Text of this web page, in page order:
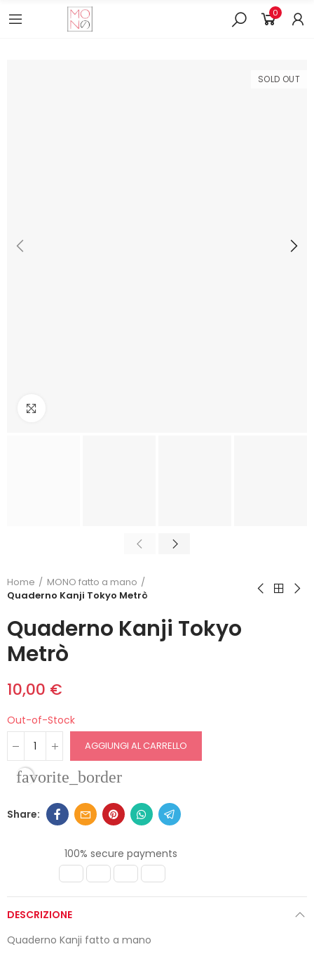
0
SOLD OUT
Home
MONO fatto a mano
Quaderno Kanji Tokyo Metrò
Quaderno Kanji Tokyo
Metrò
10,00 €
Out-of-Stock
AGGIUNGI AL CARRELLO
favorite_border
100% secure payments
DESCRIZIONE
Quaderno Kanji fatto a mano